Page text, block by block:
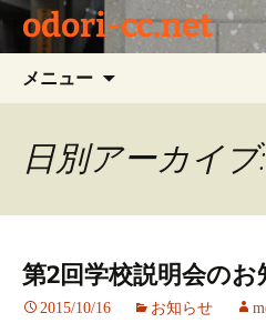
odori-cc.net
メニュー
ン
ッ
日別アーカイブ:
第2回学校説明会のお
2015/10/16 お知らせ